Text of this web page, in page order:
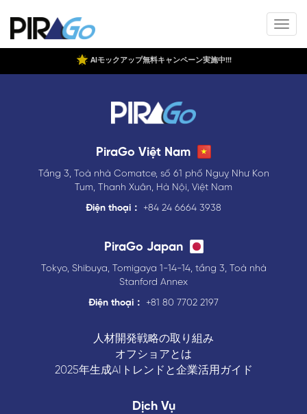
AIモックアップ無料キャンペーン実施中!!!
PiraGo Việt Nam
Tầng 3, Toà nhà Comatce, số 61 phố Nguỵ Như Kon
Tum, Thanh Xuân, Hà Nội, Việt Nam
Điện thoại：
+84 24 6664 3938
PiraGo Japan
Tokyo, Shibuya, Tomigaya 1-14-14, tầng 3, Toà nhà
Stanford Annex
Điện thoại：
+81 80 7702 2197
人材開発戦略の取り組み
オフショアとは
2025年生成AIトレンドと企業活用ガイド
Dịch Vụ